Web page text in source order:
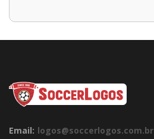
Email: logos@soccerlogos.com.br